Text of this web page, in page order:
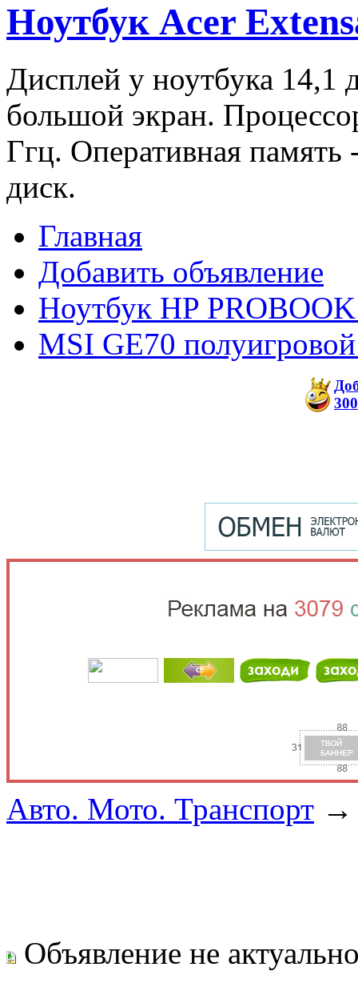
Ноутбук Acer
Дисплей у ноутбука 14,1
большой экран.
Ггц. Оперативная память
диск.
Главная
Добавить объявление
Ноутбук HP
MSI GE70
Авто. Мото. Транспорт
Объявление не